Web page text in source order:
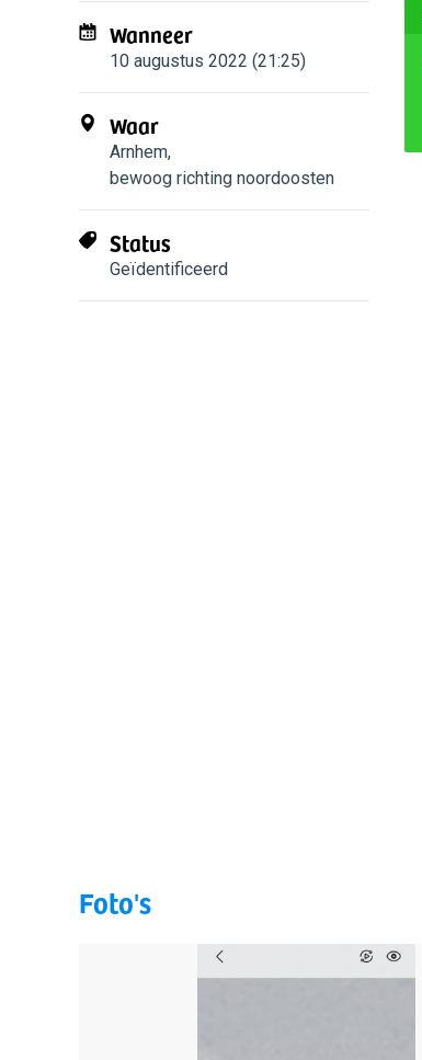
Wanneer
10 augustus 2022 (21:25)
Waar
Arnhem,
bewoog richting noordoosten
Status
Geïdentificeerd
Foto's